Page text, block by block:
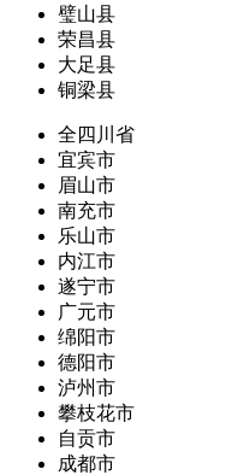
璧山县
荣昌县
大足县
铜梁县
全四川省
宜宾市
眉山市
南充市
乐山市
内江市
遂宁市
广元市
绵阳市
德阳市
泸州市
攀枝花市
自贡市
成都市